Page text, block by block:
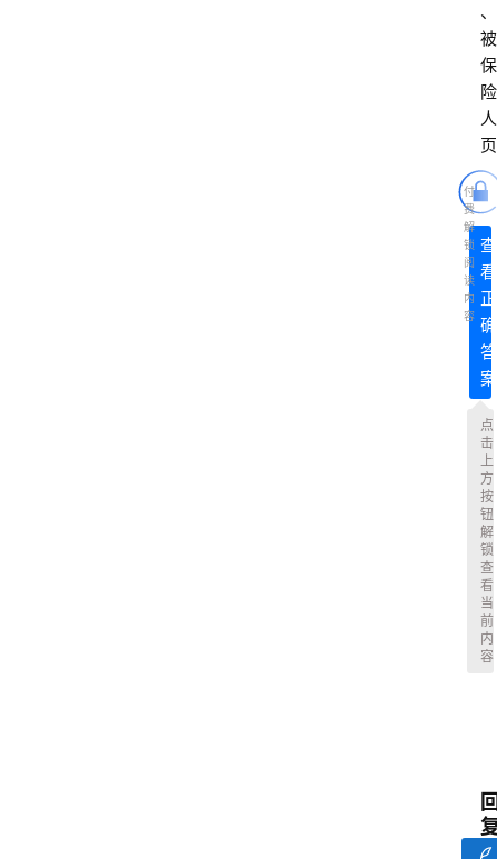
、
被
保
险
人
页
查
看
正
确
答
案
点
击
上
方
按
钮
解
锁
查
看
当
前
内
容
付
费
解
锁
阅
读
内
容